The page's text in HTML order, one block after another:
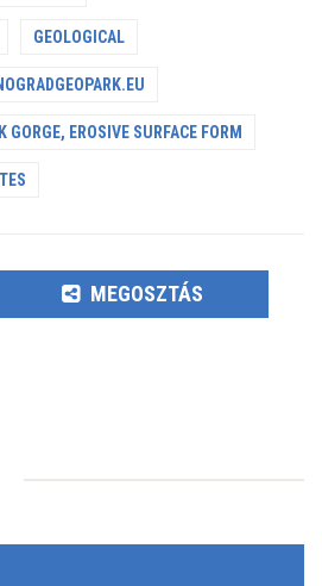
GEOLOGICAL
GORGE, EROSIVE SURFACE FORM
MEGOSZTÁS